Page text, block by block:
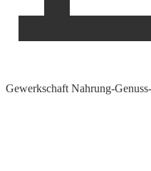
Gewerkschaft Nahrung-